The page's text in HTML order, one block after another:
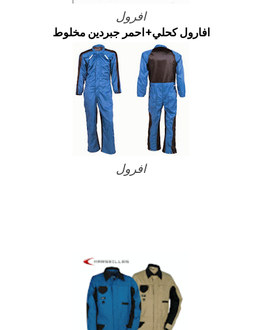
افرول
افارول كحلي+احمر جبردين مخلوط
افرول